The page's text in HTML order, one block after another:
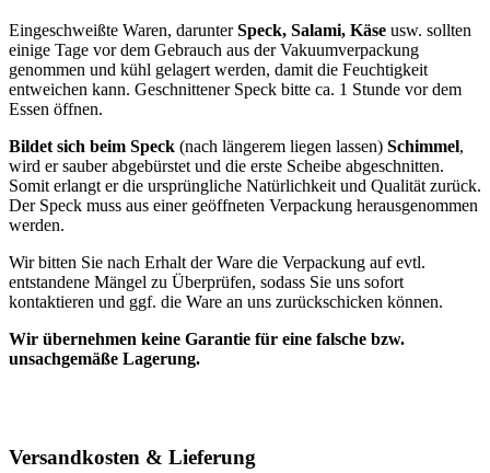
Eingeschweißte Waren, darunterSpeck, Salami, Käse usw. sollten
einige Tage vor dem Gebrauch aus der Vakuumverpackung
genommen und kühl gelagert werden, damit die Feuchtigkeit
entweichen kann. Geschnittener Speck bitte ca. 1 Stunde vor dem
Essen öffnen.
Bildet sich beim Speck (nach längerem liegen lassen) Schimmel,
wird er sauber abgebürstet und die erste Scheibe abgeschnitten.
Somit erlangt er die ursprüngliche Natürlichkeit und Qualität zurück.
Der Speck muss aus einer geöffneten Verpackung herausgenommen
werden.
Wir bitten Sie nach Erhalt der Ware die Verpackung auf evtl.
entstandene Mängel zu Überprüfen, sodass Sie uns sofort
kontaktieren und ggf. die Ware an uns zurückschicken können.
Wir übernehmen keine Garantie für eine falsche bzw.
unsachgemäße Lagerung.
Versandkosten & Lieferung